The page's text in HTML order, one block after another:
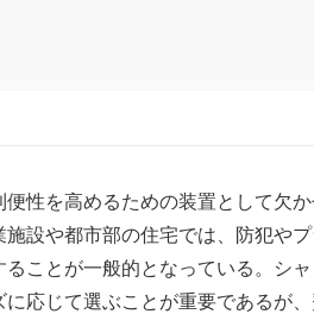
性を高めるための装置として欠
設や都市部の住宅では、防犯や
ことが一般的となっている。シ
応じて選ぶことが重要であるが